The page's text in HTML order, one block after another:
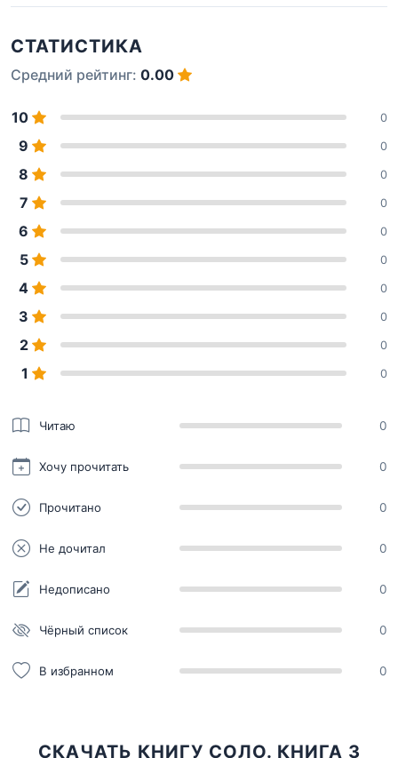
СТАТИСТИКА
Средний рейтинг: 0.00
10 0
9 0
8 0
7 0
6 0
5 0
4 0
3 0
2 0
1 0
Читаю 0
Хочу прочитать 0
Прочитано 0
Не дочитал 0
Недописано 0
Чёрный список 0
В избранном 0
СКАЧАТЬ КНИГУ СОЛО. КНИГА 3